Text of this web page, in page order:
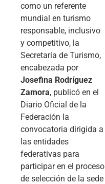
como un referente
mundial en turismo
responsable, inclusivo
y competitivo, la
Secretaría de Turismo,
encabezada por
Josefina Rodríguez
Zamora, publicó en el
Diario Oficial de la
Federación la
convocatoria dirigida a
las entidades
federativas para
participar en el proceso
de selección de la sede